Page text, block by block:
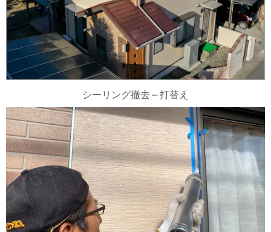
シーリング撤去～打替え